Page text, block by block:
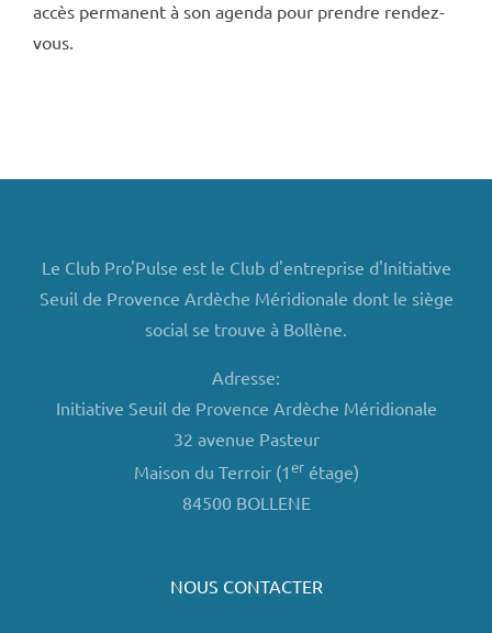
accès permanent à son agenda pour prendre rendez-
vous.
Le Club Pro'Pulse est le Club d'entreprise d'Initiative
Seuil de Provence Ardèche Méridionale dont le siège
social se trouve à Bollène.
Adresse:
Initiative Seuil de Provence Ardèche Méridionale
32 avenue Pasteur
Maison du Terroir (1erétage)
84500 BOLLENE
NOUS CONTACTER